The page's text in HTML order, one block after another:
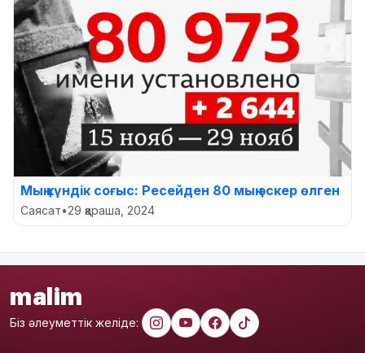
Мың күндік соғыс: Ресейден 80 мың әскер өлген
Саясат•29 қараша, 2024
malim
Біз әлеуметтік желіде: